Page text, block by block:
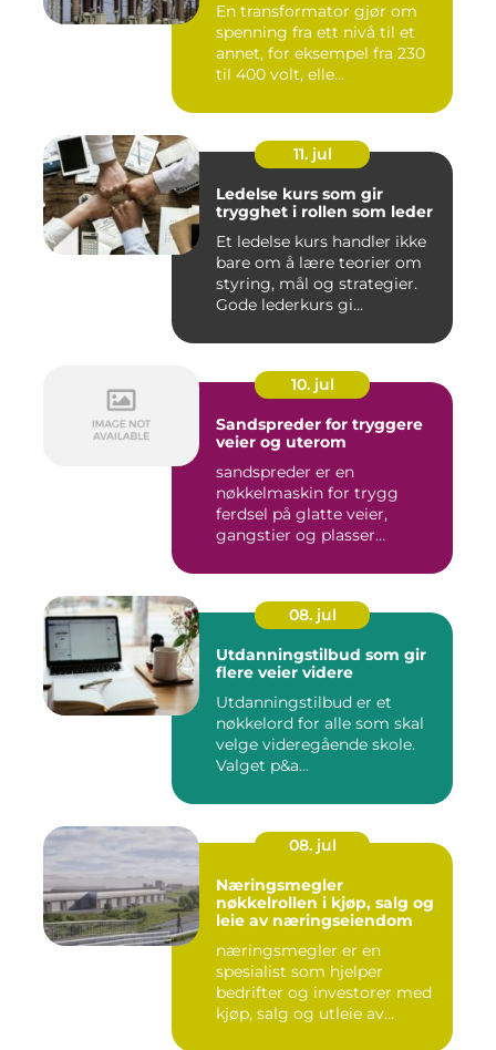
En transformator gjør om
spenning fra ett nivå til et
annet, for eksempel fra 230
til 400 volt, elle...
11. jul
Ledelse kurs som gir
trygghet i rollen som leder
Et ledelse kurs handler ikke
bare om å lære teorier om
styring, mål og strategier.
Gode lederkurs gi...
10. jul
Sandspreder for tryggere
veier og uterom
sandspreder er en
nøkkelmaskin for trygg
ferdsel på glatte veier,
gangstier og plasser
08. jul
Utdanningstilbud som gir
flere veier videre
Utdanningstilbud er et
nøkkelord for alle som skal
velge videregående skole.
Valget p&a...
08. jul
Næringsmegler
nøkkelrollen i kjøp, salg og
leie av næringseiendom
næringsmegler er en
spesialist som hjelper
bedrifter og investorer med
kjøp, salg og utleie av